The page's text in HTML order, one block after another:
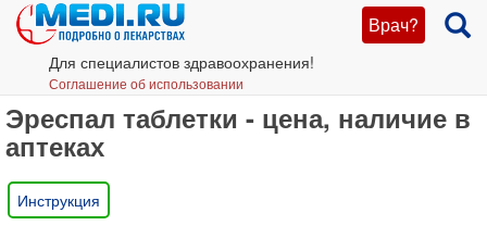
Врач?
Для специалистов здравоохранения!
Соглашение об использовании
Эреспал таблетки - цена, наличие в
аптеках
Инструкция